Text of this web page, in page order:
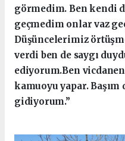
görmedim. Ben kendi
geçmedim onlar vaz
Düşüncelerimiz
verdi ben de saygı
ediyorum.Ben
kamuoyu yapar.
gidiyorum.”